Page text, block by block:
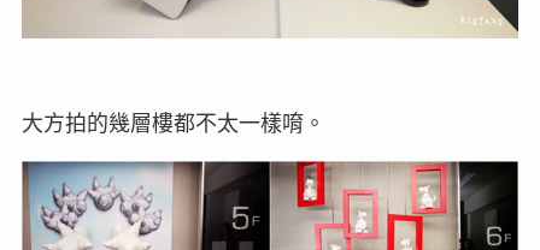
大方拍的幾層樓都不太一樣唷。